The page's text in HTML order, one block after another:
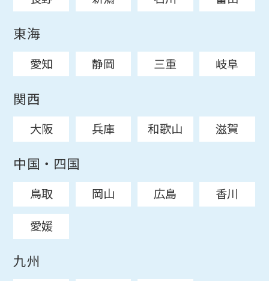
東海
愛知 静岡 三重 岐阜
関西
大阪 兵庫 和歌山 滋賀
中国・四国
鳥取 岡山 広島
香川
愛媛
九州